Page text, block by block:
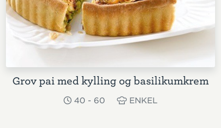
Grov pai med kylling og basilikumkrem
40 - 60 ENKEL